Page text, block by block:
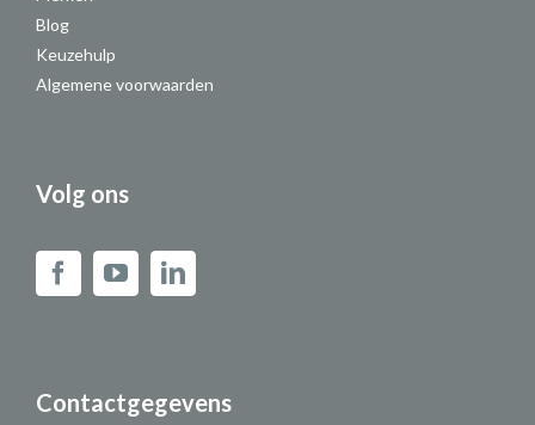
Blog
Keuzehulp
Algemene voorwaarden
Volg ons
Contactgegevens